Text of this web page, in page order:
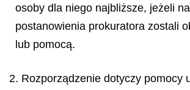
osoby dla niego najbliższe, jeżeli
postanowienia prokuratora zostali
lub pomocą.
2. Rozporządzenie dotyczy pomocy